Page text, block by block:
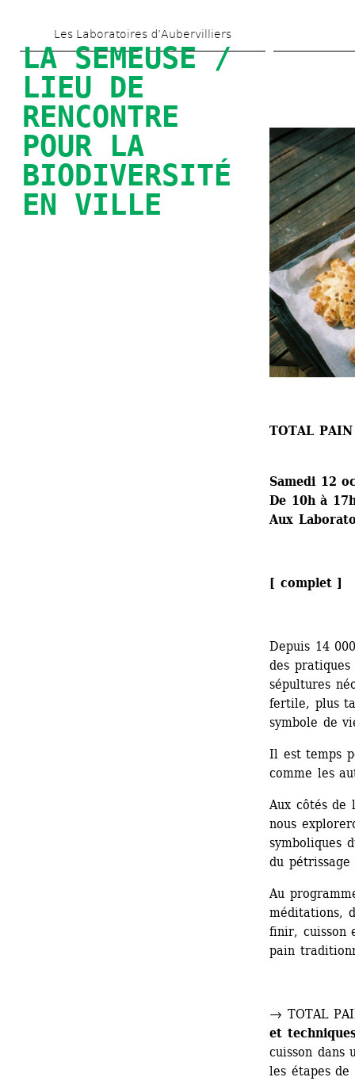
to
main
content
Les Laboratoires d’Aubervilliers
LA SEMEUSE /
LIEU DE
RENCONTRE
POUR LA
BIODIVERSITÉ
EN VILLE
TOTAL
Samedi 12
De 10h à
Aux
[ complet ]
Depuis 14
des
sépultures
fertile, plus
symbole de
Il est temps
comme les
Aux côtés de
nous
symboliques
du
Au
méditations,
finir, cuisson
pain
→ TOTAL
et
cuisson dans
les étapes